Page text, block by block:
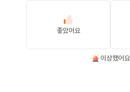
좋았어요
이상했어요